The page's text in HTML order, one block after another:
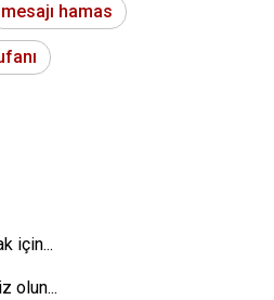
mesajı hamas
için...
olun...